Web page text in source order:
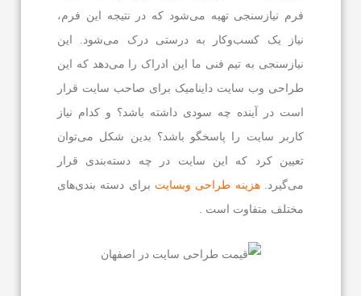
فرم نیازسنجی تهیه می‌شود که در نتیجه این فرم،
نیاز یک کسب‌وکار به درستی درک می‌شود. این
نیازسنجی به تیم فنی ما این ادراک را می‌دهد که این
طراحی وب سایت داینامیک برای صاحب سایت قرار
است در آینده چه سودی داشته باشد؟ و کدام نیاز
کاربر سایت را پاسخگو باشد؟ بدین شکل می‌توان
تعیین کرد که این سایت در چه دسته‌بندی قرار
می‌گیرد.هزینه طراحی وبسایت برای دسته بندی‌های
مختلف متفاوت است .